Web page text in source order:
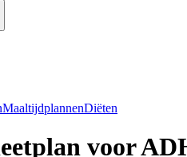
MaaltijdplannenDiëten
voor